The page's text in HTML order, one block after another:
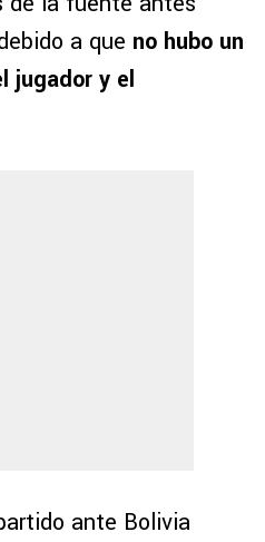
a que no hubo un
jugador y el
ante Bolivia